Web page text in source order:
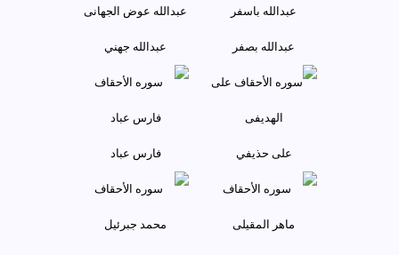
عبدالله بصفر عبدالله جهني
علی حذيفي فارس عباد